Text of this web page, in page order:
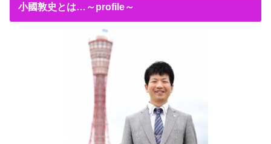
小國敦史とは…～profile～